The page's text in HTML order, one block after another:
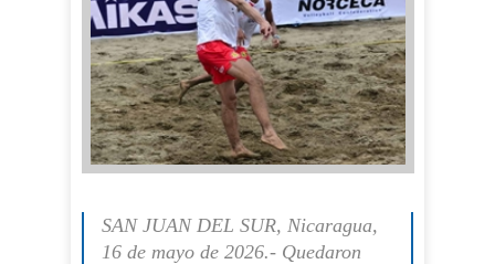
SAN JUAN DEL SUR, Nicaragua,
16 de mayo de 2026.- Quedaron